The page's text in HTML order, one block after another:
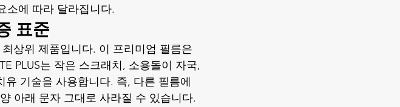
소에 따라 달라집니다.
표준
최상위 제품입니다. 이 프리미엄 필름은
PLUS는 작은 스크래치, 소용돌이 자국,
기술을 사용합니다. 즉, 다른 필름에
아래 문자 그대로 사라질 수 있습니다.